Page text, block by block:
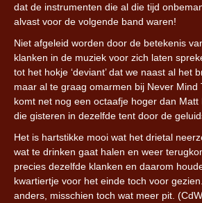
dat de instrumenten die al die tijd
alvast voor de volgende band waren!
Niet afgeleid worden door de betekenis
klanken in de muziek voor zich laten
tot het hokje ‘deviant’ dat we naast al het
maar al te graag omarmen bij Never Mind
komt net nog een octaafje hoger dan Matt
die gisteren in dezelfde tent door de
Het is hartstikke mooi wat het drietal
wat te drinken gaat halen en weer
precies dezelfde klanken en daarom
kwartiertje voor het einde toch voor
anders, misschien toch wat meer pit.